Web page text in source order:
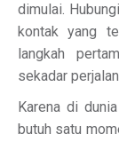
dimulai.
kontak yang
langkah
sekadar
Karena di
butuh satu